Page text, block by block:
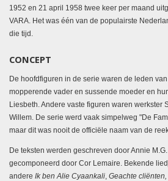
1952 en 21 april 1958 twee keer per maand
VARA. Het was één van de populairste
die tijd.
CONCEPT
De hoofdfiguren in de serie waren de leden
mopperende vader en sussende moeder en
Liesbeth. Andere vaste figuren waren werkster
Willem. De serie werd vaak simpelweg "De
maar dit was nooit de officiële naam van de
De teksten werden geschreven door Annie
gecomponeerd door Cor Lemaire. Bekende
andere Ik ben Alie Cyaankali, Geachte